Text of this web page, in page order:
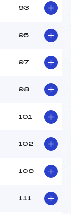
93
95
97
98
101
102
108
111